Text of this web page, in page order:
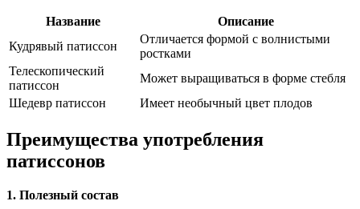
Название
Описание
Кудрявый патиссон
Отличается формой с волнистыми
ростками
Телескопический
патиссон
Может выращиваться в форме стебля
Шедевр патиссон
Имеет необычный цвет плодов
Преимущества употребления
патиссонов
1. Полезный состав